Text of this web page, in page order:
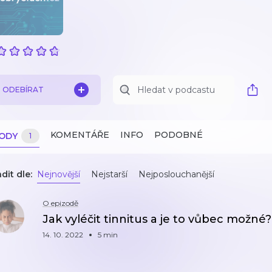
ODEBÍRAT
1 KOMENTÁŘE INFO PODOBNÉ
dle: Nejnovější Nejstarší Nejposlouchanější
O epizodě
Jak vyléčit tinnitus a je to vůbec možné?
14. 10. 2022 5 min